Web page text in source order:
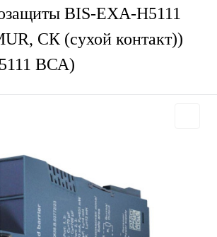
BIS-EXA-H5111
СК (сухой контакт))
ВСА)